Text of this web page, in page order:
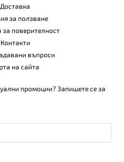
Доставка
за ползване
за поверителност
Контакти
въпроси
на сайта
промоции? Запишете се за